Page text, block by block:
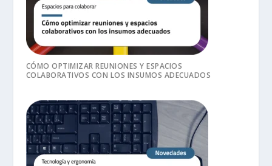
CÓMO OPTIMIZAR REUNIONES Y ESPACIOS
COLABORATIVOS CON LOS INSUMOS ADECUADOS